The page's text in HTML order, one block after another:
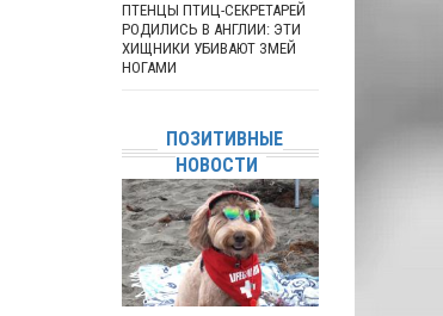
ПТЕНЦЫ ПТИЦ-СЕКРЕТАРЕЙ
РОДИЛИСЬ В АНГЛИИ: ЭТИ
ХИЩНИКИ УБИВАЮТ ЗМЕЙ
НОГАМИ
ПОЗИТИВНЫЕ
НОВОСТИ